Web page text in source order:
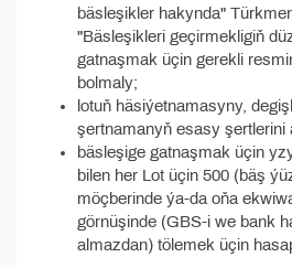
bäsleşikler hakynda"
"Bäsleşikleri geçirmekligiň
gatnaşmak üçin gerekli
bolmaly;
lotuň häsiýetnamasyny,
şertnamanyň esasy şertlerini
bäsleşige gatnaşmak üçin
bilen her Lot üçin 500 (bäş
möçberinde ýa-da oňa
görnüşinde (GBS-i we bank
almazdan) tölemek üçin